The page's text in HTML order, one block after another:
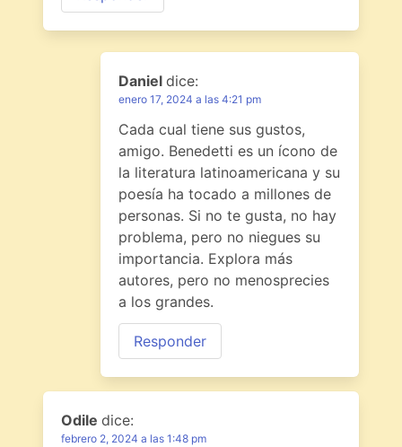
Daniel dice:
enero 17, 2024 a las 4:21 pm
Cada cual tiene sus gustos,
amigo. Benedetti es un ícono de
la literatura latinoamericana y su
poesía ha tocado a millones de
personas. Si no te gusta, no hay
problema, pero no niegues su
importancia. Explora más
autores, pero no menosprecies
a los grandes.
Responder
Odile dice:
febrero 2, 2024 a las 1:48 pm